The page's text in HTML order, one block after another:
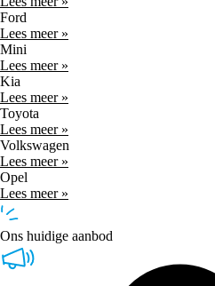
Ford
Lees meer »
Mini
Lees meer »
Kia
Lees meer »
Toyota
Lees meer »
Volkswagen
Lees meer »
Opel
Lees meer »
Ons huidige aanbod